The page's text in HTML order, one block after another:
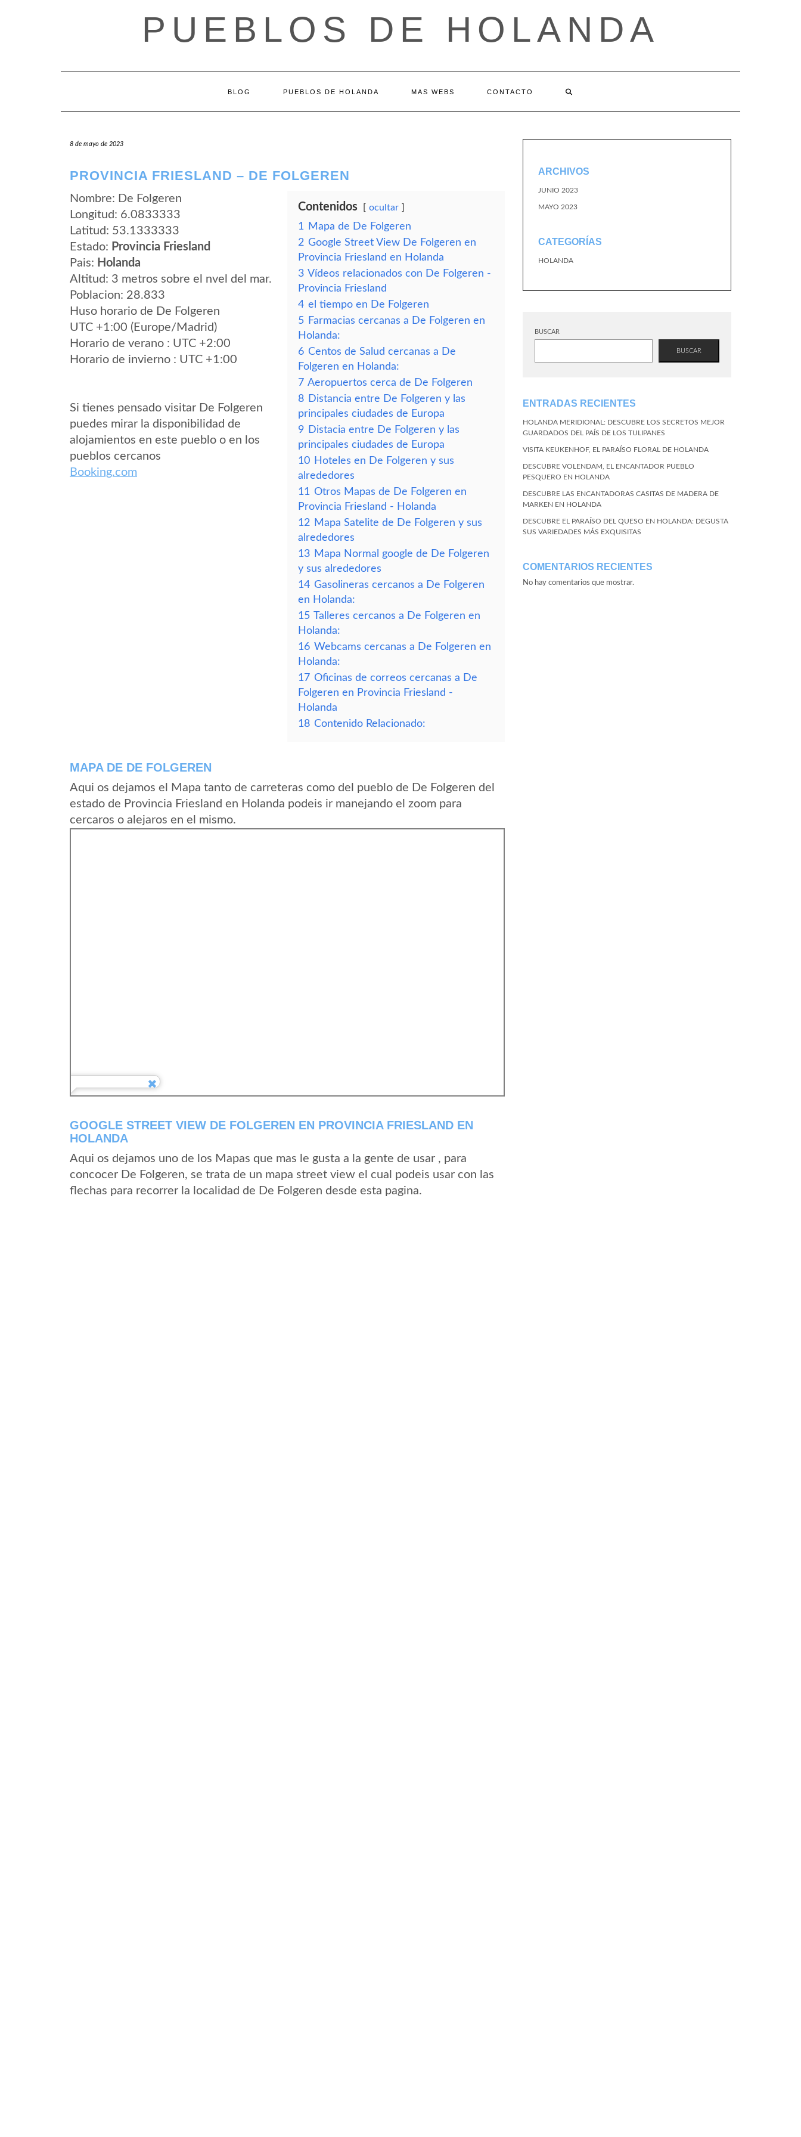
PUEBLOS DE HOLANDA
BLOG PUEBLOS DE HOLANDA MAS WEBS CONTACTO
8 de mayo de 2023
PROVINCIA FRIESLAND – DE FOLGEREN
Nombre: De Folgeren
Longitud: 6.0833333
Latitud: 53.1333333
Estado: Provincia Friesland
Pais: Holanda
Altitud: 3 metros sobre el nvel del mar.
Poblacion: 28.833
Huso horario de De Folgeren
UTC +1:00 (Europe/Madrid)
Horario de verano : UTC +2:00
Horario de invierno : UTC +1:00
Si tienes pensado visitar De Folgeren
puedes mirar la disponibilidad de
alojamientos en este pueblo o en los
pueblos cercanos
Booking.com
Contenidos ocultar
1
Mapa de De Folgeren
2 Google Street View De Folgeren en
Provincia Friesland en Holanda
3 Vídeos relacionados con De Folgeren -
Provincia Friesland
4 el tiempo en De Folgeren
5 Farmacias cercanas a De Folgeren en
Holanda:
6 Centos de Salud cercanas a De
Folgeren en Holanda:
7 Aeropuertos cerca de De Folgeren
8 Distancia entre De Folgeren y las
principales ciudades de Europa
9 Distacia entre De Folgeren y las
principales ciudades de Europa
10 Hoteles en De Folgeren y sus
alrededores
11 Otros Mapas de De Folgeren en
Provincia Friesland - Holanda
12 Mapa Satelite de De Folgeren y sus
alrededores
13 Mapa Normal google de De Folgeren
y sus alrededores
14 Gasolineras cercanos a De Folgeren
en Holanda:
15 Talleres cercanos a De Folgeren en
Holanda:
16 Webcams cercanas a De Folgeren en
Holanda:
17 Oficinas de correos cercanas a De
Folgeren en Provincia Friesland -
Holanda
18 Contenido Relacionado:
MAPA DE DE FOLGEREN
Aqui os dejamos el Mapa tanto de carreteras como del pueblo de De Folgeren del
estado de Provincia Friesland en Holanda podeis ir manejando el zoom para
cercaros o alejaros en el mismo.
GOOGLE STREET VIEW DE FOLGEREN EN PROVINCIA FRIESLAND EN
HOLANDA
Aqui os dejamos uno de los Mapas que mas le gusta a la gente de usar , para
concocer De Folgeren, se trata de un mapa street view el cual podeis usar con las
flechas para recorrer la localidad de De Folgeren desde esta pagina.
ARCHIVOS
JUNIO 2023
MAYO 2023
CATEGORÍAS
HOLANDA
BUSCAR
BUSCAR
ENTRADAS RECIENTES
HOLANDA MERIDIONAL: DESCUBRE LOS SECRETOS MEJOR
GUARDADOS DEL PAÍS DE LOS TULIPANES
VISITA KEUKENHOF, EL PARAÍSO FLORAL DE HOLANDA
DESCUBRE VOLENDAM, EL ENCANTADOR PUEBLO
PESQUERO EN HOLANDA
DESCUBRE LAS ENCANTADORAS CASITAS DE MADERA DE
MARKEN EN HOLANDA
DESCUBRE EL PARAÍSO DEL QUESO EN HOLANDA: DEGUSTA
SUS VARIEDADES MÁS EXQUISITAS
COMENTARIOS RECIENTES
No hay comentarios que mostrar.